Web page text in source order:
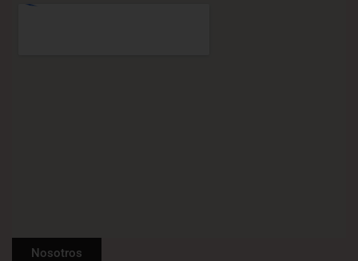
Nosotros